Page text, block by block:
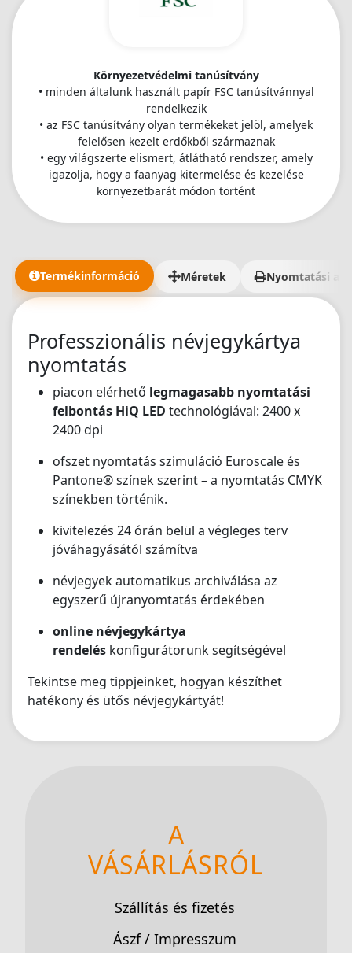
Termékinformáció Méretek Nyomtatási
Professzionális névjegykártya
nyomtatás
piacon elérhető legmagasabb nyomtatási
felbontás HiQ LED technológiával: 2400 x
2400 dpi
ofszet nyomtatás szimuláció Euroscale és
Pantone® színek szerint – a nyomtatás CMYK
színekben történik.
kivitelezés 24 órán belül a végleges terv
jóváhagyásától számítva
névjegyek automatikus archiválása az
egyszerű újranyomtatás érdekében
online névjegykártya
rendelés konfigurátorunk segítségével
Tekintse meg tippjeinket, hogyan készíthet
hatékony és ütős névjegykártyát!
Környezetvédelmi tanúsítvány
• minden általunk használt papír FSC tanúsítvánnyal
rendelkezik
• az FSC tanúsítvány olyan termékeket jelöl, amelyek
felelősen kezelt erdőkből származnak
• egy világszerte elismert, átlátható rendszer, amely
igazolja, hogy a faanyag kitermelése és kezelése
környezetbarát módon történt
A
VÁSÁRLÁSRÓL
Szállítás és fizetés
Ászf / Impresszum